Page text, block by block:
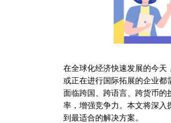
在全球化经济快速发展的今天
或正在进行国际拓展的企业都
面临跨国、跨语言、跨货币的
率，增强竞争力。本文将深
到最适合的解决方案。